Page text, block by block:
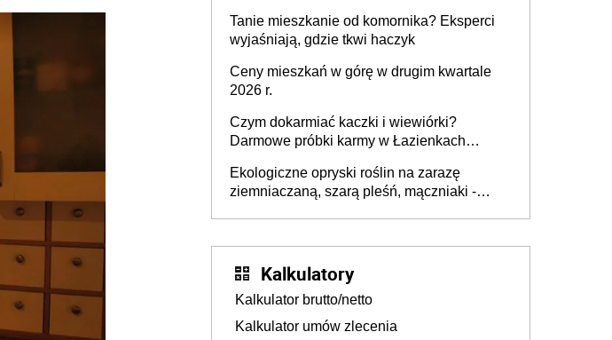
Tanie mieszkanie od komornika? Eksperci
wyjaśniają, gdzie tkwi haczyk
Ceny mieszkań w górę w drugim kwartale
2026 r.
Czym dokarmiać kaczki i wiewiórki?
Darmowe próbki karmy w Łazienkach
edukacyjna]
Ekologiczne opryski roślin na zarazę
ziemniaczaną, szarą pleśń, mączniaki -
Kalkulatory
Kalkulator brutto/netto
Kalkulator umów zlecenia